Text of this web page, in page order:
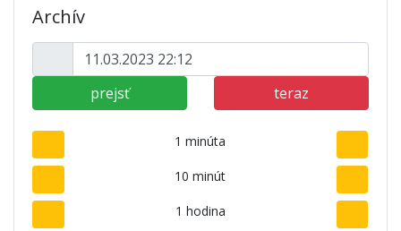
Archív
prejsť teraz
1 minúta
10 minút
1 hodina